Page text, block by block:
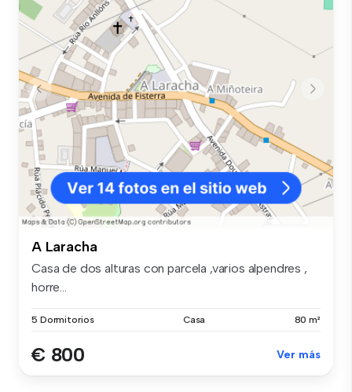
A Laracha
Casa de dos alturas con parcela ,varios alpendres ,
horre...
5 Dormitorios Casa 80 m²
€ 800 Ver más